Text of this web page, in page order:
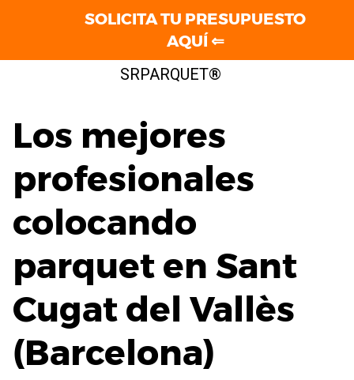
SRPARQUET®
Los mejores
profesionales
colocando
parquet en Sant
Cugat del Vallès
(Barcelona)
SOLICITA TU PRESUPUESTO
AQUÍ ⇐